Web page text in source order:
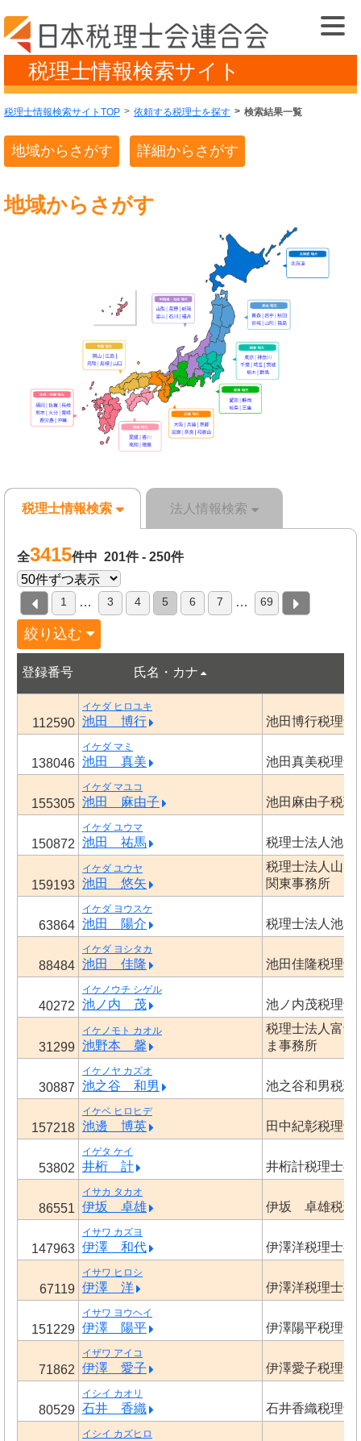
税理士情報検索サイト
税理士情報検索サイトTOP 依頼する税理士を探す 検索結果一覧
地域からさがす 詳細からさがす
地域からさがす
税理士情報検索 法人情報検索
全3415件中 201件 - 250件
1 … 3 4 5 6 7 … 69
絞り込む
登録番号 氏名・カナ
112590
イケダ ヒロユキ
池田 博行 池田博行税理士
138046
イケダ マミ
池田 真美 池田真美税理士
155305
イケダ マユコ
池田 麻由子 池田麻由子税理
150872
イケダ ユウマ
池田 祐馬 税理士法人池田
159193
イケダ ユウヤ
池田 悠矢
税理士法人山
関東事務所
63864
イケダ ヨウスケ
池田 陽介 税理士法人池田
88484
イケダ ヨシタカ
池田 佳隆 池田佳隆税理士
40272
イケノウチ シゲル
池ノ内 茂 池ノ内茂税理士
31299
イケノモト カオル
池野本 馨
税理士法人富
ま事務所
30887
イケノヤ カズオ
池之谷 和男 池之谷和男税理
157218
イケベ ヒロヒデ
池邊 博英 田中紀彰税理士
53802
イゲタ ケイ
井桁 計 井桁計税理士事
86551
イサカ タカオ
伊坂 卓雄 伊坂 卓雄税理
147963
イサワ カズヨ
伊澤 和代 伊澤洋税理士事
67119
イサワ ヒロシ
伊澤 洋 伊澤洋税理士事
151229
イサワ ヨウヘイ
伊澤 陽平 伊澤陽平税理士
71862
イザワ アイコ
伊澤 愛子 伊澤愛子税理士
80529
イシイ カオリ
石井 香織 石井香織税理士
イシイ カズヒロ